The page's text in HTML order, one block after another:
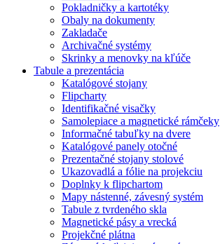
Pokladničky a kartotéky
Obaly na dokumenty
Zakladače
Archivačné systémy
Skrinky a menovky na kľúče
Tabule a prezentácia
Katalógové stojany
Flipcharty
Identifikačné visačky
Samolepiace a magnetické rámčeky
Informačné tabuľky na dvere
Katalógové panely otočné
Prezentačné stojany stolové
Ukazovadlá a fólie na projekciu
Doplnky k flipchartom
Mapy nástenné, závesný systém
Tabule z tvrdeného skla
Magnetické pásy a vrecká
Projekčné plátna